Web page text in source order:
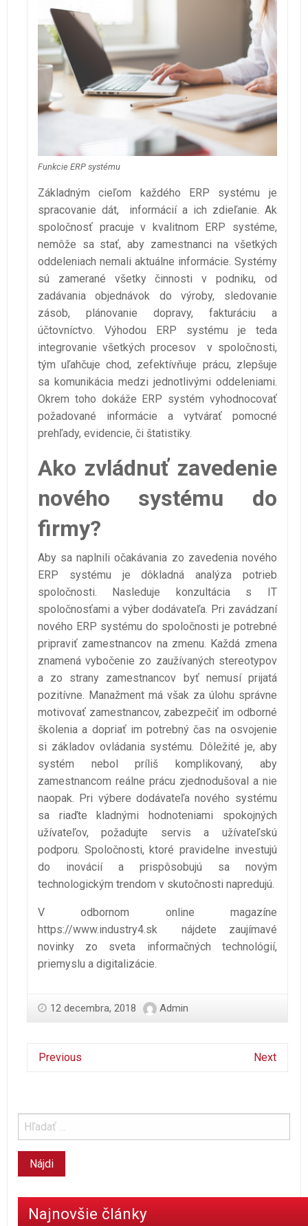
Funkcie ERP systému
Základným cieľom každého ERP systému je
spracovanie dát, informácií a ich zdieľanie. Ak
spoločnosť pracuje v kvalitnom ERP systéme,
nemôže sa stať, aby zamestnanci na všetkých
oddeleniach nemali aktuálne informácie. Systémy
sú zamerané všetky činnosti v podniku, od
zadávania objednávok do výroby, sledovanie
zásob, plánovanie dopravy, fakturáciu a
účtovníctvo. Výhodou ERP systému je teda
integrovanie všetkých procesov v spoločnosti,
tým uľahčuje chod, zefektívňuje prácu, zlepšuje
sa komunikácia medzi jednotlivými oddeleniami.
Okrem toho dokáže ERP systém vyhodnocovať
požadované informácie a vytvárať pomocné
prehľady, evidencie, či štatistiky.
Ako zvládnuť zavedenie
nového systému do
firmy?
Aby sa naplnili očakávania zo zavedenia nového
ERP systému je dôkladná analýza potrieb
spoločnosti. Nasleduje konzultácia s IT
spoločnosťami a výber dodávateľa. Pri zavádzaní
nového ERP systému do spoločnosti je potrebné
pripraviť zamestnancov na zmenu. Každá zmena
znamená vybočenie zo zaužívaných stereotypov
a zo strany zamestnancov byť nemusí prijatá
pozitívne. Manažment má však za úlohu správne
motivovať zamestnancov, zabezpečiť im odborné
školenia a dopriať im potrebný čas na osvojenie
si základov ovládania systému. Dôležité je, aby
systém nebol príliš komplikovaný, aby
zamestnancom reálne prácu zjednodušoval a nie
naopak. Pri výbere dodávateľa nového systému
sa riaďte kladnými hodnoteniami spokojných
užívateľov, požadujte servis a užívateľskú
podporu. Spoločnosti, ktoré pravidelne investujú
do inovácií a prispôsobujú sa novým
technologickým trendom v skutočnosti napredujú.
V odbornom online magazíne
https://www.industry4.sk nájdete zaujímavé
novinky zo sveta informačných technológií,
priemyslu a digitalizácie.
12 decembra, 2018 Admin
Previous Next
Najnovšie články